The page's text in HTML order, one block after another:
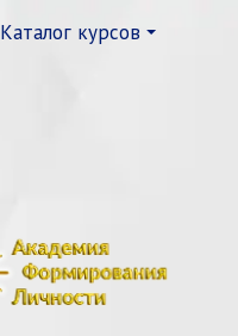
Каталог курсов